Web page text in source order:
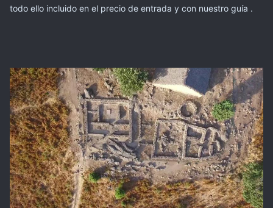
todo ello incluido en el precio de entrada y con nuestro guía .